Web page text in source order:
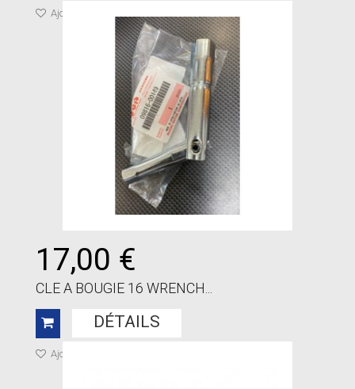
Ajouter à ma liste de cadeaux
17,00 €
CLE A BOUGIE 16 WRENCH...
DÉTAILS
Ajouter à ma liste de cadeaux